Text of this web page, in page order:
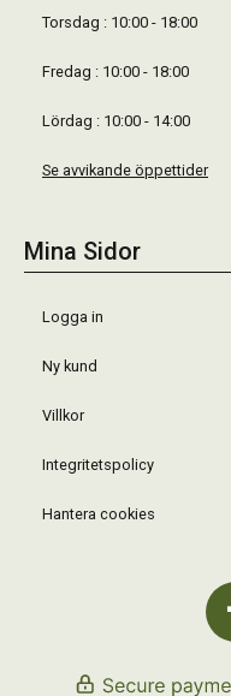
Torsdag : 10:00 - 18:00
Fredag : 10:00 - 18:00
Lördag : 10:00 - 14:00
Se avvikande öppettider
Mina Sidor
Logga in
Ny kund
Villkor
Integritetspolicy
Hantera cookies